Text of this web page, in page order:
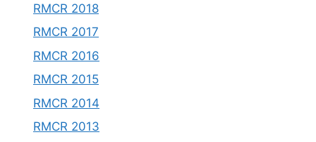
RMCR 2018
RMCR 2017
RMCR 2016
RMCR 2015
RMCR 2014
RMCR 2013